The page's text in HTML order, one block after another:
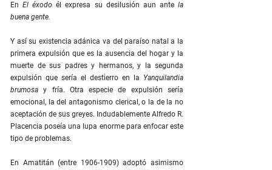
EnEl éxodoél expresa su desilusión aun antela
buena gente.
Y así su existencia adánica va del paraíso natal a la
primera expulsión que es la ausencia del hogar y la
muerte de sus padres y hermanos, y la segunda
expulsión que sería el destierro en la Yanquilandia
brumosay fría. Otra especie de expulsión sería
emocional, la del antagonismo clerical, o la de la no
aceptación de sus greyes. Indudablemente Alfredo R.
Placencia poseía una lupa enorme para enfocar este
tipo de problemas.
En Amatitán (entre 1906-1909) adoptó asimismo